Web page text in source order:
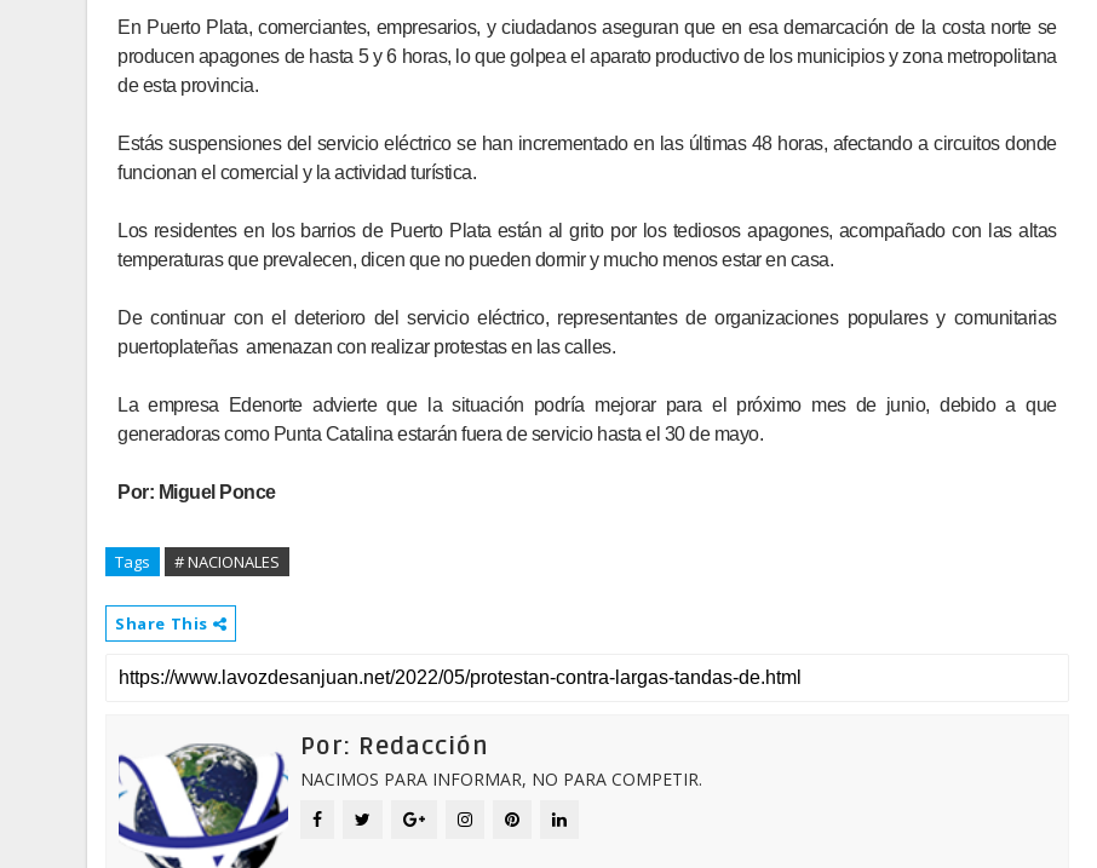
En Puerto Plata, comerciantes, empresarios, y ciudadanos aseguran que en esa demarcación de la costa norte se
producen apagones de hasta 5 y 6 horas, lo que golpea el aparato productivo de los municipios y zona metropolitana
de esta provincia.
Estás suspensiones del servicio eléctrico se han incrementado en las últimas 48 horas, afectando a circuitos donde
funcionan el comercial y la actividad turística.
Los residentes en los barrios de Puerto Plata están al grito por los tediosos apagones, acompañado con las altas
temperaturas que prevalecen, dicen que no pueden dormir y mucho menos estar en casa.
De continuar con el deterioro del servicio eléctrico, representantes de organizaciones populares y comunitarias
puertoplateñas amenazan con realizar protestas en las calles.
La empresa Edenorte advierte que la situación podría mejorar para el próximo mes de junio, debido a que
generadoras como Punta Catalina estarán fuera de servicio hasta el 30 de mayo.
Por: Miguel Ponce
Tags # NACIONALES
Share This
Por: Redacción
NACIMOS PARA INFORMAR, NO PARA COMPETIR.